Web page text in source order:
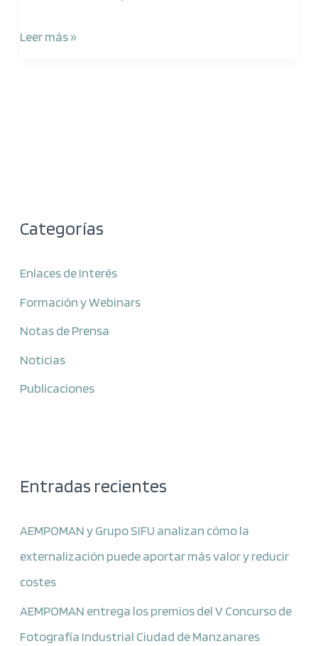
Leer más »
Categorías
Enlaces de Interés
Formación y Webinars
Notas de Prensa
Noticias
Publicaciones
Entradas recientes
AEMPOMAN y Grupo SIFU analizan cómo la
externalización puede aportar más valor y reducir
costes
AEMPOMAN entrega los premios del V Concurso de
Fotografía Industrial Ciudad de Manzanares